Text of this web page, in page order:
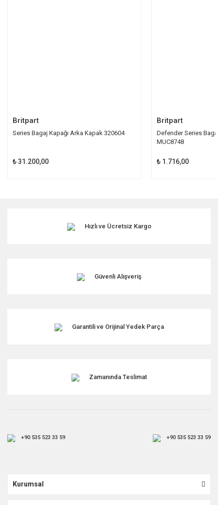
Britpart
Series Bagaj Kapağı Arka Kapak 320604
₺ 31.200,00
Britpart
Defender Series
MUC8748
₺ 1.716,00
Hızlı ve Ücretsiz Kargo
Güvenli Alışveriş
Garantili ve Orijinal Yedek Parça
Zamanında Teslimat
+90 535 523 33 59 +90 535 523 33 59
Kurumsal